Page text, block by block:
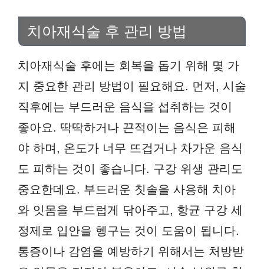
치아재식술 후 관리 방법
치아재식술 후에는 회복을 돕기 위해 몇 가
지 중요한 관리 방법이 필요해요. 먼저, 시술
직후에는 부드러운 음식을 섭취하는 것이
좋아요. 딱딱하거나 끈적이는 음식은 피해
야 하며, 온도가 너무 뜨겁거나 차가운 음식
도 피하는 것이 좋습니다. 구강 위생 관리도
중요한데요. 부드러운 칫솔을 사용해 치아
와 잇몸을 부드럽게 닦아주고, 항균 구강 세
정제로 입안을 헹구는 것이 도움이 됩니다.
통증이나 감염을 예방하기 위해서는 처방받